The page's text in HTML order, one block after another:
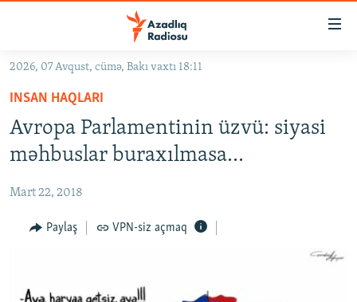
Əsas
qayıt
Əsas
naviqasiyaya
qayıt
KORRUPSIOMETR
FƏRQƏ BAX
QANUNI DOĞRU
MULTIMEDIA
2026, 07 Avqust, cümə, Bakı vaxtı 18:11
INSAN HAQLARI
Avropa Parlamentinin üzvü: siyasi
məhbuslar buraxılmasa...
Mart 22, 2018
Paylaş VPN-siz açmaq